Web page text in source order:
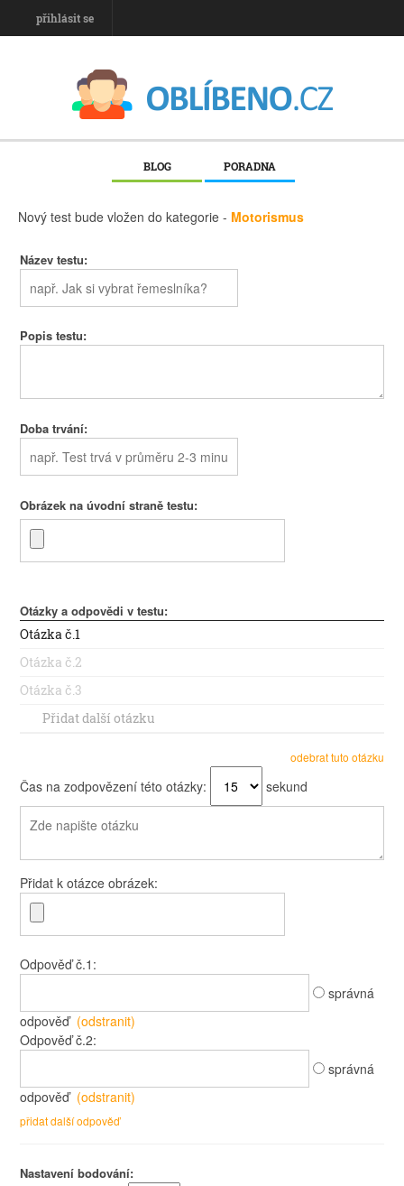
přihlásit se
BLOG PORADNA
Nový test bude vložen do kategorie - Motorismus
Název testu:
Popis testu:
Doba trvání:
Obrázek na úvodní straně testu:
Otázky a odpovědi v testu:
Otázka č.1
Otázka č. 2
Otázka č. 3
Přidat další otázku
odebrat tuto otázku
Čas na zodpovězení této otázky: sekund
Přidat k otázce obrázek:
Odpověď č.1 :
správná
odpověď (odstranit)
Odpověď č.2:
správná
odpověď (odstranit)
přidat další odpověď
Nastavení bodování: